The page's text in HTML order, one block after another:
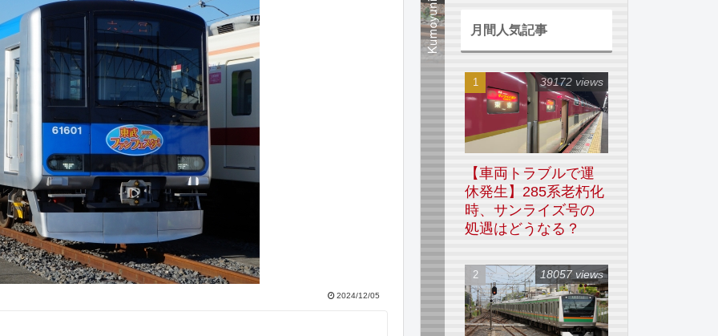
2024/12/05
月間人気記事
【車両トラブルで運
休発生】285系老朽化
時、サンライズ号の
処遇はどうなる？
39172 views
18057 views